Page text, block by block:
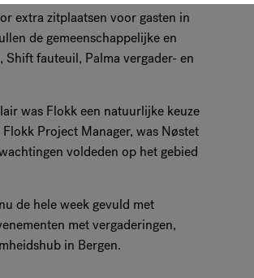
extra zitplaatsen voor gasten in
de gemeenschappelijke en
fauteuil, Palma vergader- en
was Flokk een natuurlijke keuze
Project Manager, was Nøstet
voldeden op het gebied
de hele week gevuld met
met vergaderingen,
in Bergen.